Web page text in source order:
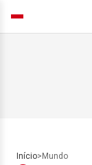
Início> Mundo